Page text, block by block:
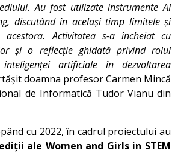
Au fost utilizate instrumente AI
discutând în același timp limitele și
acestora. Activitatea s-a încheiat cu
și o reflecție ghidată privind rolul
artificiale în dezvoltarea
doamna profesor Carmen Mincă
de Informatică Tudor Vianu din
cu 2022, în cadrul proiectului au
ale Women and Girls in STEM